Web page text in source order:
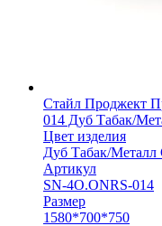
Стайл Проджект
014 Дуб Табак/
Цвет изделия
Дуб Табак/Металл
Артикул
SN-4O.ONRS-014
Размер
1580*700*750